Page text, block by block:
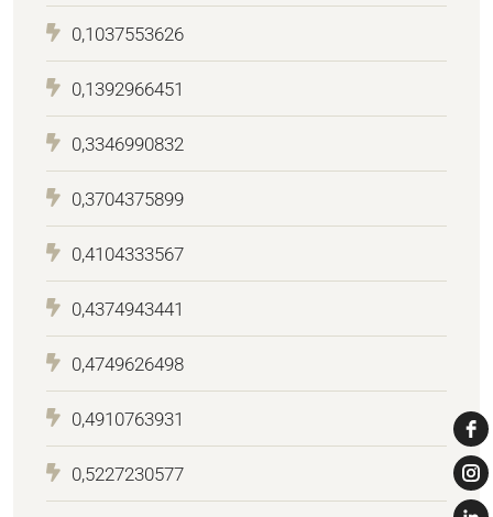
0,1037553626
0,1392966451
0,3346990832
0,3704375899
0,4104333567
0,4374943441
0,4749626498
0,4910763931
0,5227230577